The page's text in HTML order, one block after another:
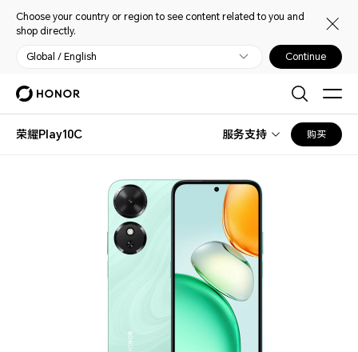
Choose your country or region to see content related to you and
shop directly.
Global / English Continue
荣耀Play10C 服务支持 购买